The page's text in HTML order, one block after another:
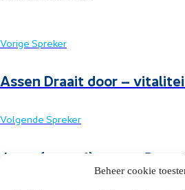
Beheer cookie
Vorige Spreker
Assen Draait door –
Volgende Spreker
Jouw (puzzel)team –